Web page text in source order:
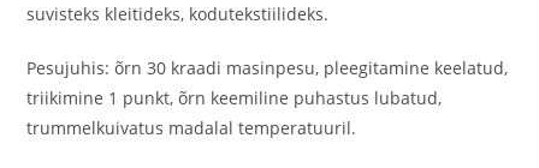
suvisteks kleitideks, kodutekstiilideks.
Pesujuhis: õrn 30 kraadi masinpesu, pleegitamine keelatud,
triikimine 1 punkt, õrn keemiline puhastus lubatud,
trummelkuivatus madalal temperatuuril.